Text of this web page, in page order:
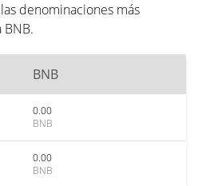
denominaciones más
BNB
0.00
BNB
0.00
BNB